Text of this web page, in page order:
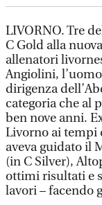
LIVORNO. Tre
C Gold alla
allenatori
Angiolini,
dirigenza
categoria che al
ben nove anni.
Livorno ai tempi
aveva guidato il
(in C Silver),
ottimi risultati e
lavori – facendo